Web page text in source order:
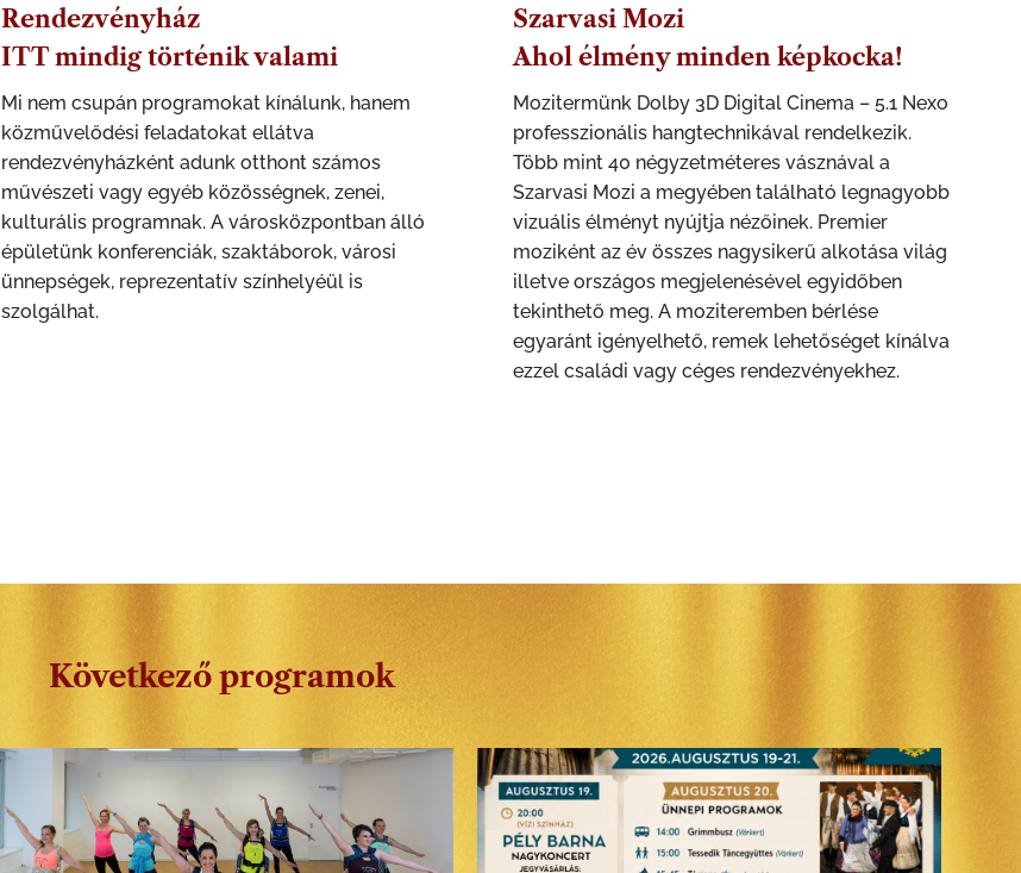
Rendezvényház
ITT mindig történik valami
Mi nem csupán programokat kínálunk, hanem
közművelődési feladatokat ellátva
rendezvényházként adunk otthont számos
művészeti vagy egyéb közösségnek, zenei,
kulturális programnak. A városközpontban álló
épületünk konferenciák, szaktáborok, városi
ünnepségek, reprezentatív színhelyéül is
szolgálhat.
Szarvasi Mozi
Ahol élmény minden képkocka!
Mozitermünk Dolby 3D Digital Cinema – 5.1 Nexo
professzionális hangtechnikával rendelkezik.
Több mint 40 négyzetméteres vásznával a
Szarvasi Mozi a megyében található legnagyobb
vizuális élményt nyújtja nézőinek. Premier
moziként az év összes nagysikerű alkotása világ
illetve országos megjelenésével egyidőben
tekinthető meg. A moziteremben bérlése
egyaránt igényelhető, remek lehetőséget kínálva
ezzel családi vagy céges rendezvényekhez.
Következő programok